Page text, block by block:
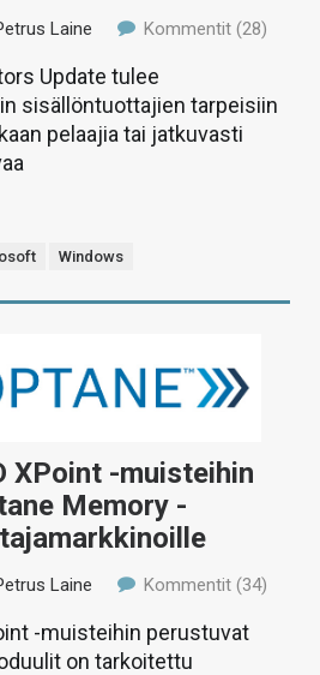
Laine Kommentit (28)
Update tulee
sisällöntuottajien tarpeisiin
pelaajia tai jatkuvasti
Windows
XPoint -muisteihin
Memory -
Laine Kommentit (34)
-muisteihin perustuvat
on tarkoitettu